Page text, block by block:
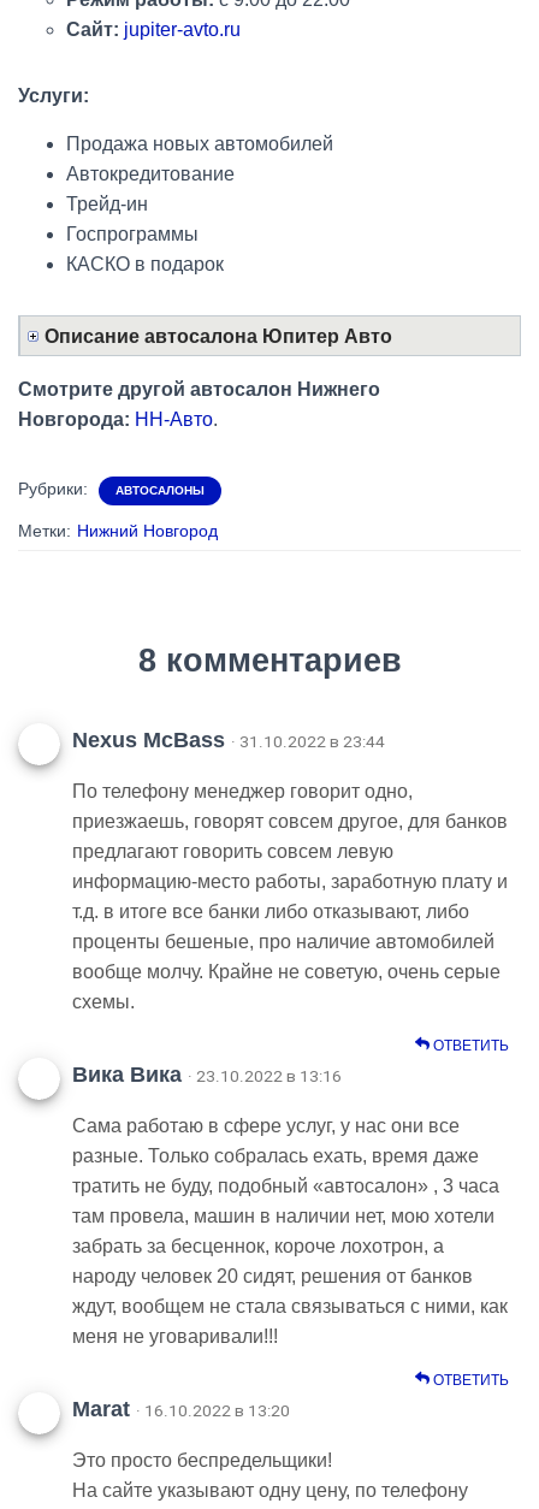
Сайт: jupiter-avto.ru
Услуги:
Продажа новых автомобилей
Автокредитование
Трейд-ин
Госпрограммы
КАСКО в подарок
Описание автосалона Юпитер Авто
Смотрите другой автосалон Нижнего
Новгорода: НН-Авто.
Рубрики: АВТОСАЛОНЫ
Метки: Нижний Новгород
8 комментариев
Nexus McBass · 31.10.2022 в 23:44
По телефону менеджер говорит одно,
приезжаешь, говорят совсем другое, для банков
предлагают говорить совсем левую
информацию-место работы, заработную плату и
т.д. в итоге все банки либо отказывают, либо
проценты бешеные, про наличие автомобилей
вообще молчу. Крайне не советую, очень серые
схемы.
ОТВЕТИТЬ
Вика Вика · 23.10.2022 в 13:16
Cама работаю в сфере услуг, у нас они все
разные. Только собралась ехать, время даже
тратить не буду, подобный «автосалон» , 3 часа
там провела, машин в наличии нет, мою хотели
забрать за бесценнок, короче лохотрон, а
народу человек 20 сидят, решения от банков
ждут, вообщем не стала связываться с ними, как
меня не уговаривали!!!
ОТВЕТИТЬ
Marat · 16.10.2022 в 13:20
Это просто беспредельщики!
На сайте указывают одну цену, по телефону